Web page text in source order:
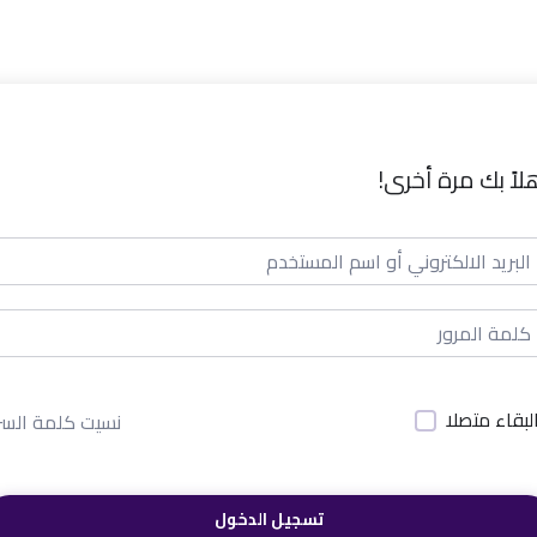
بك مرة أخرى!
متصلا نسيت كلمة
تسجيل الدخول